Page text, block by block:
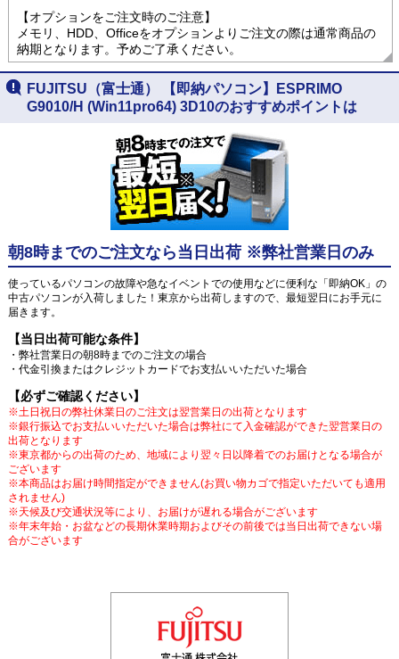
【オプションをご注文時のご注意】
メモリ、HDD、Officeをオプションよりご注文の際は通常商品の
納期となります。予めご了承ください。
FUJITSU（富士通） 【即納パソコン】ESPRIMO
G9010/H (Win11pro64) 3D10のおすすめポイントは
朝8時までのご注文なら当日出荷 ※弊社営業日のみ
使っているパソコンの故障や急なイベントでの使用などに便利な「即納OK」の
中古パソコンが入荷しました！東京から出荷しますので、最短翌日にお手元に
届きます。
【当日出荷可能な条件】
・弊社営業日の朝8時までのご注文の場合
・代金引換またはクレジットカードでお支払いいただいた場合
【必ずご確認ください】
※土日祝日の弊社休業日のご注文は翌営業日の出荷となります
※銀行振込でお支払いいただいた場合は弊社にて入金確認ができた翌営業日の
出荷となります
※東京都からの出荷のため、地域により翌々日以降着でのお届けとなる場合が
ございます
※本商品はお届け時間指定ができません(お買い物カゴで指定いただいても適用
されません)
※天候及び交通状況等により、お届けが遅れる場合がございます
※年末年始・お盆などの長期休業時期およびその前後では当日出荷できない場
合がございます